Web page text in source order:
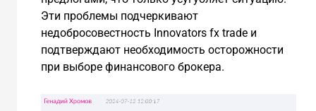
Эти проблемы подчеркивают
недобросовестность Innovators fx trade и
подтверждают необходимость осторожности
при выборе финансового брокера.